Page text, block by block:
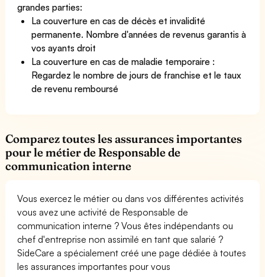
grandes parties:
La couverture en cas de décès et invalidité
permanente. Nombre d'années de revenus garantis à
vos ayants droit
La couverture en cas de maladie temporaire :
Regardez le nombre de jours de franchise et le taux
de revenu remboursé
Comparez toutes les assurances importantes
pour le métier de Responsable de
communication interne
Vous exercez le métier ou dans vos différentes activités
vous avez une activité de Responsable de
communication interne ? Vous êtes indépendants ou
chef d'entreprise non assimilé en tant que salarié ?
SideCare a spécialement créé une page dédiée à toutes
les assurances importantes pour vous